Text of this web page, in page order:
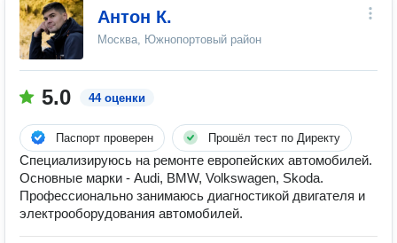
Антон К.
Москва, Южнопортовый район
5.0 44 оценки
Паспорт проверен Прошёл тест по Директу
Специализируюсь на ремонте европейских автомобилей.
Основные марки - Audi, BMW, Volkswagen, Skoda.
Профессионально занимаюсь диагностикой двигателя и
электрооборудования автомобилей.